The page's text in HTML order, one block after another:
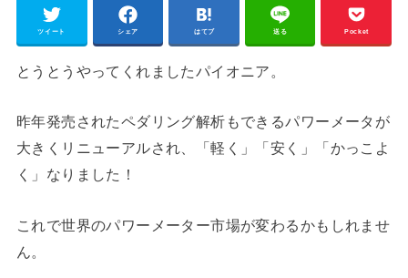
ツイート シェア はてブ 送る Pocket
とうとうやってくれましたパイオニア。
昨年発売されたペダリング解析もできるパワーメータが
大きくリニューアルされ、「軽く」「安く」「かっこよ
く」なりました！
これで世界のパワーメーター市場が変わるかもしれませ
ん。